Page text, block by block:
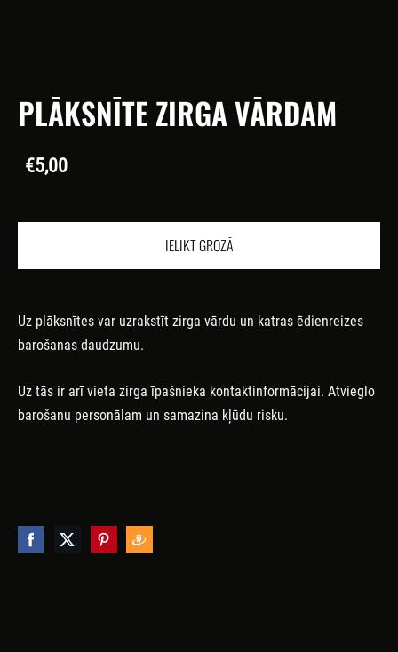
PLĀKSNĪTE ZIRGA VĀRDAM
€5,00
IELIKT GROZĀ
Uz plāksnītes var uzrakstīt zirga vārdu un katras ēdienreizes
barošanas daudzumu.
Uz tās ir arī vieta zirga īpašnieka kontaktinformācijai. Atvieglo
barošanu personālam un samazina kļūdu risku.